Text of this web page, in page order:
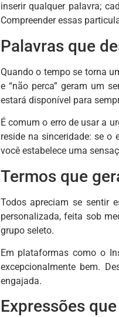
inserir qualquer palavra;
Compreender essas
Palavras que
Quando o tempo se torna
e “não perca” geram um
estará disponível para
É comum o erro de usar a
reside na sinceridade: se o
você estabelece uma
Termos que
Todos apreciam se sentir
personalizada, feita sob
grupo seleto.
Em plataformas como o
excepcionalmente bem.
engajada.
Expressões